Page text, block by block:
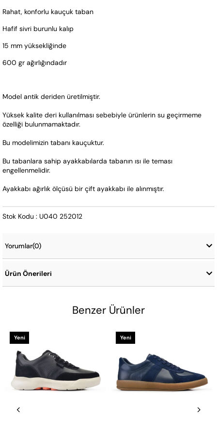
Rahat, konforlu kauçuk taban
Hafif sivri burunlu kalıp
15 mm yüksekliğinde
600 gr ağırlığındadır
Model antik deriden üretilmiştir.
Yüksek kalite deri kullanılması sebebiyle ürünlerin su geçirmeme
özelliği bulunmamaktadır.
Bu modelimizin tabanı kauçuktur.
Bu tabanlara sahip ayakkabılarda tabanın ısı ile teması
engellenmelidir.
Ayakkabı ağırlık ölçüsü bir çift ayakkabı ile alınmıştır.
Stok Kodu : U040 252012
Yorumlar(0)
Ürün Önerileri
Benzer Ürünler
Yeni
Ürün
Yeni